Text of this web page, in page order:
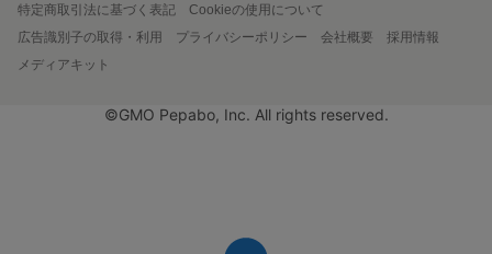
特定商取引法に基づく表記
Cookieの使用について
広告識別子の取得・利用
プライバシーポリシー 会社概要
採用情報
メディアキット
©GMO Pepabo, Inc. All rights reserved.